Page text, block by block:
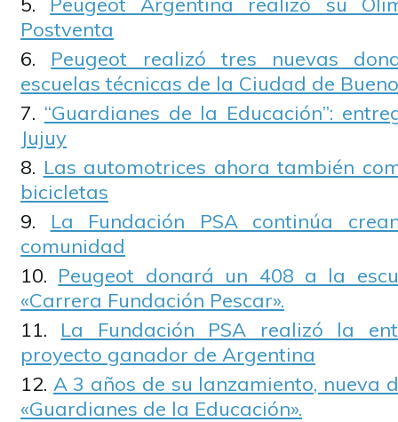
Postventa
Peugeot realizó tres nuevas
escuelas técnicas de la Ciudad de
“Guardianes de la Educación”:
Jujuy
Las automotrices ahora también
bicicletas
La Fundación PSA continúa
comunidad
Peugeot donará un 408 a la
«Carrera Fundación Pescar».
La Fundación PSA realizó la
proyecto ganador de Argentina
A 3 años de su lanzamiento, nueva
«Guardianes de la Educación».